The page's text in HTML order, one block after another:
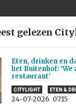
gelezen
Eten, drinken en
het Buitenhof:
restaurant’
CITYLIGHT ETEN &
24-07-2026 07:15